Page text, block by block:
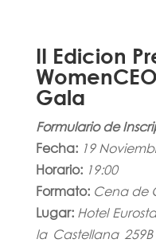
II Edicion
Gala
Formulario de
Fecha: 19
Horario: 19:00
Formato: Cena de
Lugar: Hotel
la Castellana